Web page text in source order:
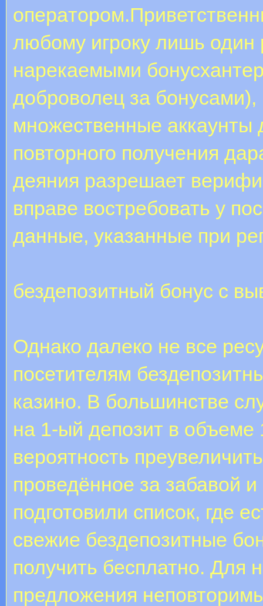
любому игроку лишь один
нарекаемыми
доброволец за
множественные аккаунты
повторного получения
деяния разрешает
вправе востребовать у
данные, указанные при
бездепозитный бонус с
Однако далеко не все
посетителям
казино. В большинстве
на 1-ый депозит в объеме
вероятность
проведённое за забавой
подготовили список, где
свежие бездепозитные
получить бесплатно. Для
предложения